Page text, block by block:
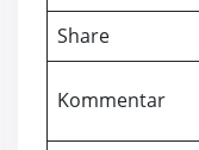
Share
Kommentar